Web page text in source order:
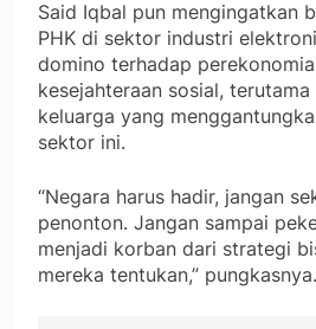
Said Iqbal pun mengingatkan
PHK di sektor industri
domino terhadap
kesejahteraan sosial,
keluarga yang
sektor ini.
“Negara harus hadir, jangan
penonton. Jangan sampai
menjadi korban dari strategi
mereka tentukan,”